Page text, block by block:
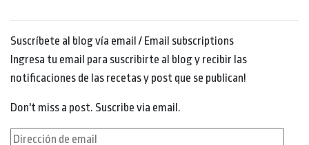
Suscríbete al blog vía email / Email subscriptions
Ingresa tu email para suscribirte al blog y recibir las
notificaciones de las recetas y post que se publican!
Don't miss a post. Suscribe via email.
Dirección